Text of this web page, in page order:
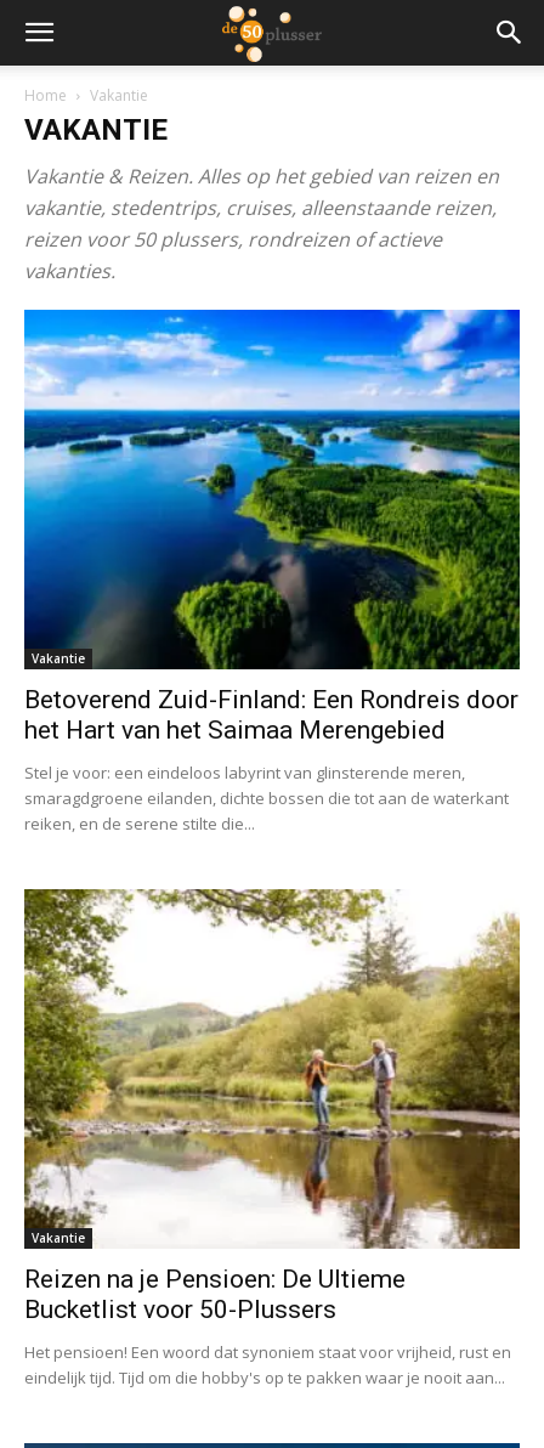
Home Vakantie
VAKANTIE
Vakantie & Reizen. Alles op het gebied van reizen en
vakantie, stedentrips, cruises, alleenstaande reizen,
reizen voor 50 plussers, rondreizen of actieve
vakanties.
Vakantie
Betoverend Zuid-Finland: Een Rondreis door
het Hart van het Saimaa Merengebied
Stel je voor: een eindeloos labyrint van glinsterende meren,
smaragdgroene eilanden, dichte bossen die tot aan de waterkant
reiken, en de serene stilte die...
Vakantie
Reizen na je Pensioen: De Ultieme
Bucketlist voor 50-Plussers
Het pensioen! Een woord dat synoniem staat voor vrijheid, rust en
eindelijk tijd. Tijd om die hobby's op te pakken waar je nooit aan...